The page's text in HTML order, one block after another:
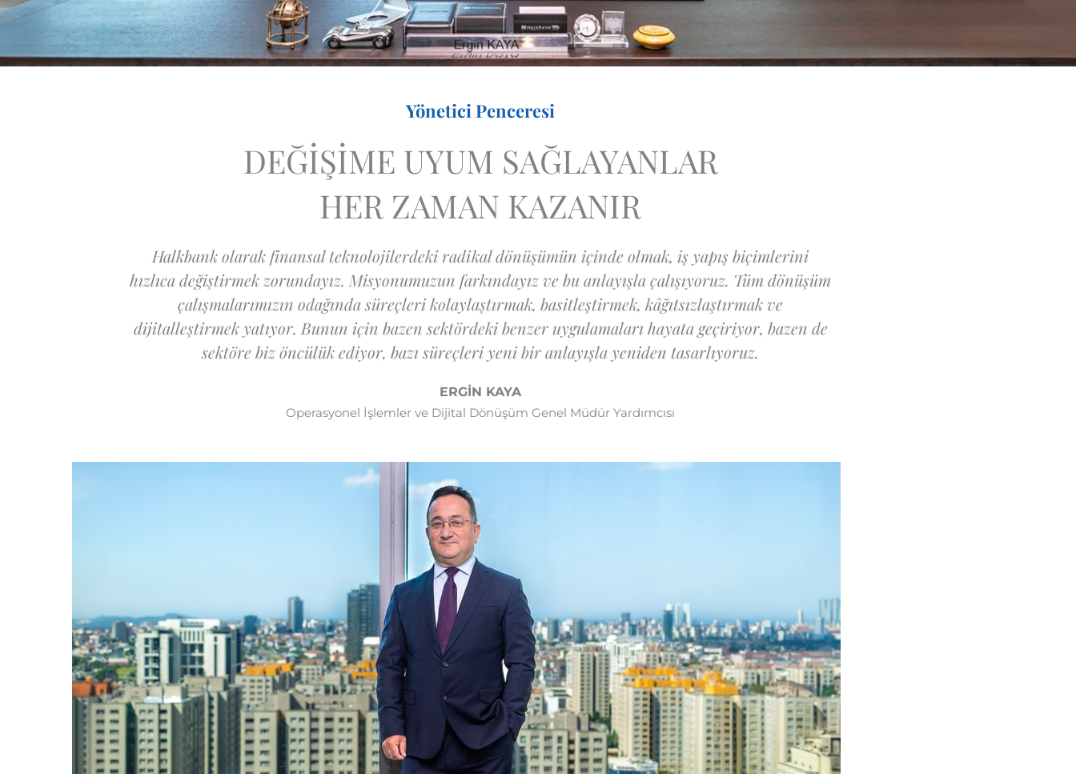
Yönetici Penceresi
DEĞİŞİME UYUM SAĞLAYANLAR
HER ZAMAN KAZANIR
Halkbank olarak finansal teknolojilerdeki radikal dönüşümün içinde olmak, iş yapış biçimlerini
hızlıca değiştirmek zorundayız. Misyonumuzun farkındayız ve bu anlayışla çalışıyoruz. Tüm dönüşüm
çalışmalarımızın odağında süreçleri kolaylaştırmak, basitleştirmek, kâğıtsızlaştırmak ve
dijitalleştirmek yatıyor. Bunun için bazen sektördeki benzer uygulamaları hayata geçiriyor, bazen de
sektöre biz öncülük ediyor, bazı süreçleri yeni bir anlayışla yeniden tasarlıyoruz.
ERGİN KAYA
Operasyonel İşlemler ve Dijital Dönüşüm Genel Müdür Yardımcısı